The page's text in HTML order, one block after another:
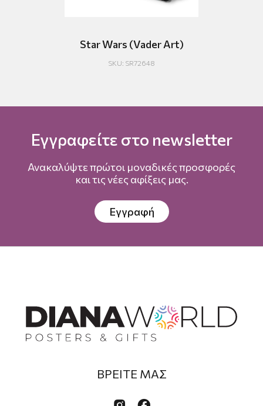
Star Wars (Vader Art)
SKU: SR72648
Εγγραφείτε στο newsletter
Ανακαλύψτε πρώτοι μοναδικές προσφορές
και τις νέες αφίξεις μας.
Εγγραφή
ΒΡΕΙΤΕ ΜΑΣ